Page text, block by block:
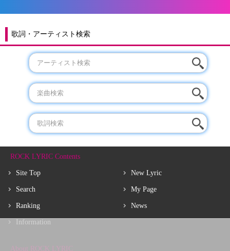
歌詞・アーティスト検索
ROCK LYRIC Contents
Site Top
Search
Ranking
Information
New Lyric
My Page
News
About ROCK LYRIC